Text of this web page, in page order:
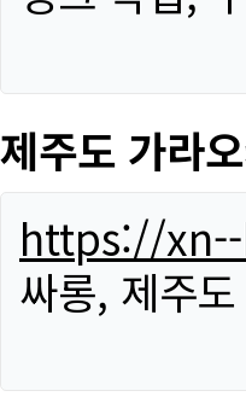
제주도 가라
https://
싸롱, 제주